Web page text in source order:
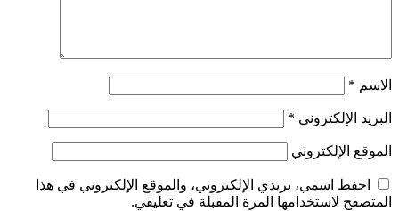
الاسم *
البريد الإلكتروني *
الموقع الإلكتروني
احفظ اسمي، بريدي الإلكتروني، والموقع الإلكتروني في هذا
المتصفح لاستخدامها المرة المقبلة في تعليقي.